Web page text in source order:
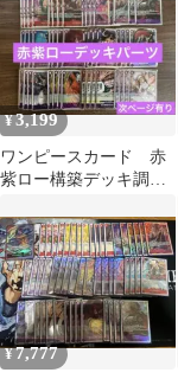
¥3,199
ワンピースカード 赤
紫ロー構築デッキ調整
¥7,777